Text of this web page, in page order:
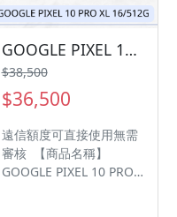
LINE來幫您安排快速審核
及回報審核進度 LINE
ID:@kjg6280d 大呼小叫
辰通訊行 雲林縣虎尾鎮林
森路二段200號 電話:05-
6339809 在地經營12年店
GOOGLE PIXEL 10 PRO XL 16/512G 現貨供應中 過件率💯「輕鬆分期📱➡️！」「買3C不用愁😊，分期付款輕鬆購💰」
$38,500
$36,500
遠信額度可直接使用無需
審核 【商品名稱】
GOOGLE PIXEL 10 PRO